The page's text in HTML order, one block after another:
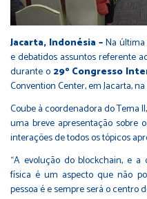
Jacarta, Indonésia –Na última
e debatidos assuntos referente
durante o 29º Congresso
Convention Center, em Jacarta,
Coube à coordenadora do Tema
uma breve apresentação sobre
interações de todos os tópicos
“A evolução do blockchain, e a
física é um aspecto que não
pessoa é e sempre será o centro